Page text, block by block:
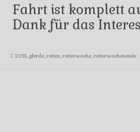
Fahrt ist komplett
Dank für das
2015, pferde, reiten, reiterwoche, reiterwochenende